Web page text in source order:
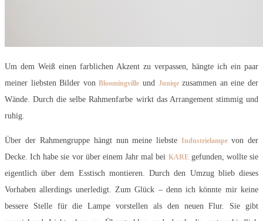
Um dem Weiß einen farblichen Akzent zu verpassen, hängte ich ein paar
meiner liebsten Bilder vonBloomingville und Juniqezusammen an eine der
Wände. Durch die selbe Rahmenfarbe wirkt das Arrangement stimmig und
ruhig.
Über der Rahmengruppe hängt nun meine liebsteIndustrielampevon der
Decke. Ich habe sie vor über einem Jahr mal bei KAREgefunden, wollte sie
eigentlich über dem Esstisch montieren. Durch den Umzug blieb dieses
Vorhaben allerdings unerledigt. Zum Glück – denn ich könnte mir keine
bessere Stelle für die Lampe vorstellen als den neuen Flur. Sie gibt